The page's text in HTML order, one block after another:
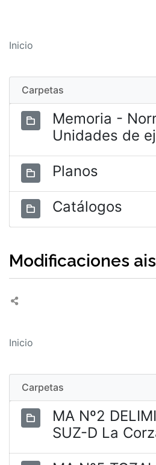
Inicio
Carpetas
Memoria -
Unidades de
Planos
Catálogos
Modificaciones
Inicio
Carpetas
MA Nº2
SUZ-D La